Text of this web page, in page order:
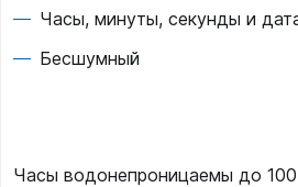
Часы, минуты, секунды и
Бесшумный
Часы водонепроницаемы до